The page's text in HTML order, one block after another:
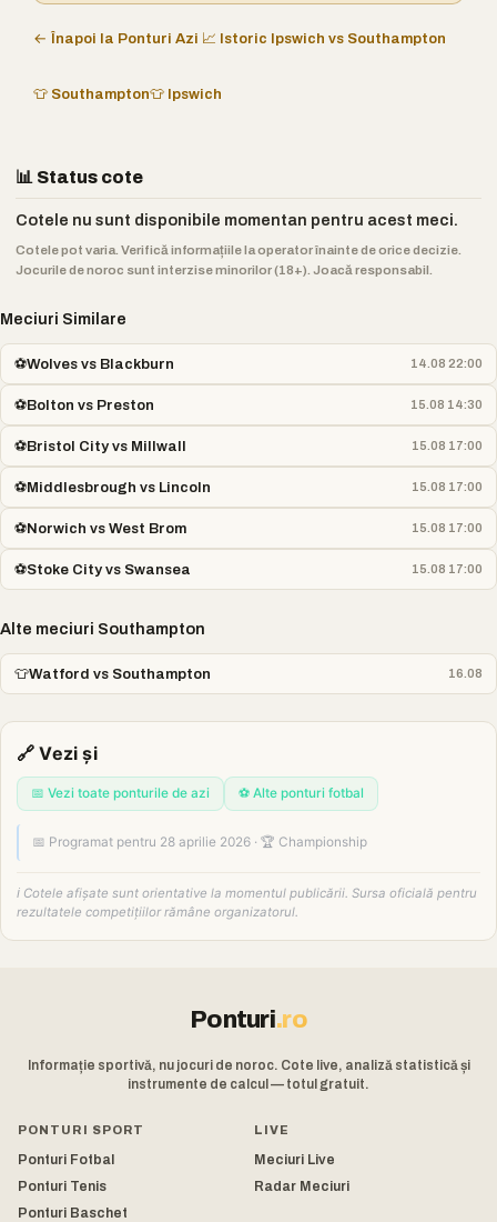
← Înapoi la Ponturi Azi 📈 Istoric Ipswich vs Southampton
👕 Southampton👕 Ipswich
📊 Status cote
Cotele nu sunt disponibile momentan pentru acest meci.
Cotele pot varia. Verifică informațiile la operator înainte de orice decizie.
Jocurile de noroc sunt interzise minorilor (18+). Joacă responsabil.
Meciuri Similare
⚽Wolves vs Blackburn 14.08 22:00
⚽Bolton vs Preston 15.08 14:30
⚽Bristol City vs Millwall 15.08 17:00
⚽Middlesbrough vs Lincoln 15.08 17:00
⚽Norwich vs West Brom 15.08 17:00
⚽Stoke City vs Swansea 15.08 17:00
Alte meciuri Southampton
👕Watford vs Southampton 16.08
🔗 Vezi și
📅 Vezi toate ponturile de azi ⚽ Alte ponturi fotbal
📅 Programat pentru 28 aprilie 2026 · 🏆 Championship
ℹ️ Cotele afișate sunt orientative la momentul publicării. Sursa oficială pentru
rezultatele competițiilor rămâne organizatorul.
Ponturi.ro
Informație sportivă, nu jocuri de noroc. Cote live, analiză statistică și
instrumente de calcul — totul gratuit.
PONTURI SPORT
Ponturi Fotbal
Ponturi Tenis
Ponturi Baschet
LIVE
Meciuri Live
Radar Meciuri